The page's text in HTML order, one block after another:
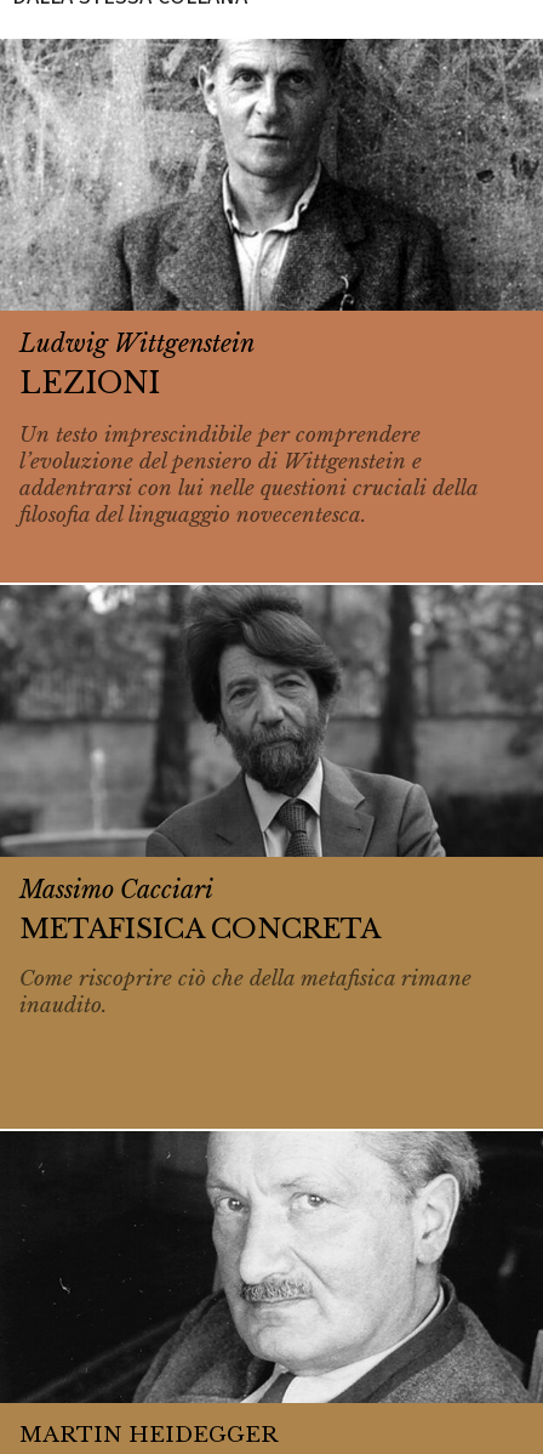
Ludwig Wittgenstein
LEZIONI
Un testo imprescindibile per comprendere
l’evoluzione del pensiero di Wittgenstein e
addentrarsi con lui nelle questioni cruciali della
filosofia del linguaggio novecentesca.
Massimo Cacciari
METAFISICA CONCRETA
Come riscoprire ciò che della metafisica rimane
inaudito.
MARTIN HEIDEGGER